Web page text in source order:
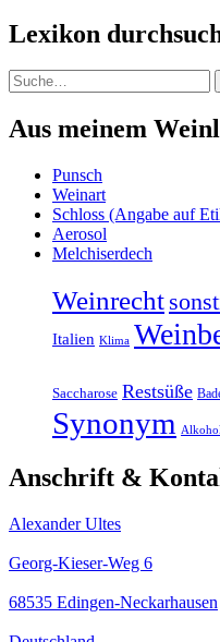
Lexikon
Suche
Aus meinem
Punsch
Weinart
Schloss (Angabe auf
Aerosol
Melchiserdech
Weinrecht
Italien Klima
Saccharose Restsüße
Synonym
Anschrift &
Alexander Ultes
Georg-Kieser-Weg 6
68535 Edingen-Neckarhausen